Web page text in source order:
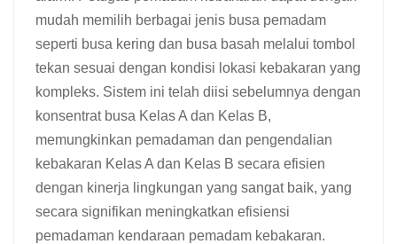
mudah memilih berbagai jenis busa pemadam
seperti busa kering dan busa basah melalui tombol
tekan sesuai dengan kondisi lokasi kebakaran yang
kompleks. Sistem ini telah diisi sebelumnya dengan
konsentrat busa Kelas A dan Kelas B,
memungkinkan pemadaman dan pengendalian
kebakaran Kelas A dan Kelas B secara efisien
dengan kinerja lingkungan yang sangat baik, yang
secara signifikan meningkatkan efisiensi
pemadaman kendaraan pemadam kebakaran.